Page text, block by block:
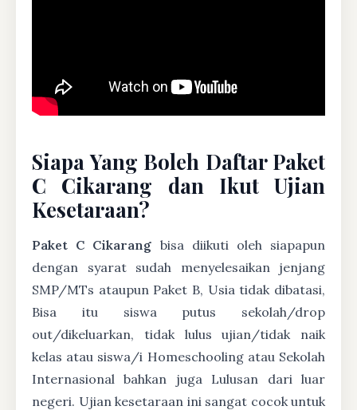
Siapa Yang Boleh Daftar Paket
C Cikarang dan Ikut Ujian
Kesetaraan?
Paket C Cikarang bisa diikuti oleh siapapun
dengan syarat sudah menyelesaikan jenjang
SMP/MTs ataupun Paket B, Usia tidak dibatasi,
Bisa itu siswa putus sekolah/drop
out/dikeluarkan, tidak lulus ujian/tidak naik
kelas atau siswa/i Homeschooling atau Sekolah
Internasional bahkan juga Lulusan dari luar
negeri. Ujian kesetaraan ini sangat cocok untuk